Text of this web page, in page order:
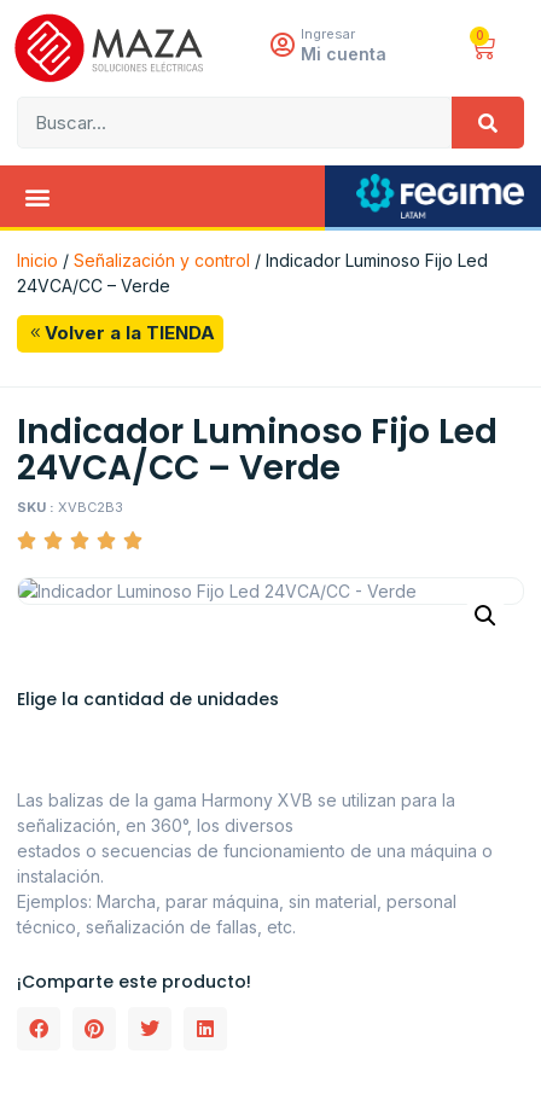
Ingresar
Mi cuenta
0
Inicio / Señalización y control / Indicador Luminoso Fijo Led
24VCA/CC – Verde
Volver a la TIENDA
Indicador Luminoso Fijo Led
24VCA/CC – Verde
SKU : XVBC2B3
Elige la cantidad de unidades
Las balizas de la gama Harmony XVB se utilizan para la
señalización, en 360°, los diversos
estados o secuencias de funcionamiento de una máquina o
instalación.
Ejemplos: Marcha, parar máquina, sin material, personal
técnico, señalización de fallas, etc.
¡Comparte este producto!